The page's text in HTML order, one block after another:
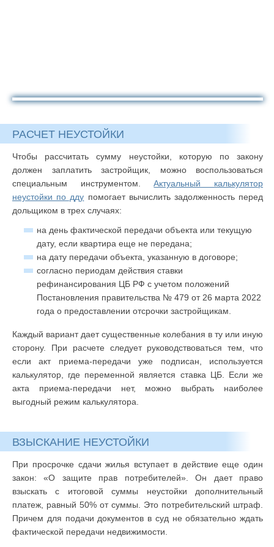
РАСЧЕТ НЕУСТОЙКИ
Чтобы рассчитать сумму неустойки, которую по закону
должен заплатить застройщик, можно воспользоваться
специальным инструментом.Актуальный калькулятор
неустойки по дду помогает вычислить задолженность перед
дольщиком в трех случаях:
на день фактической передачи объекта или текущую
дату, если квартира еще не передана;
на дату передачи объекта, указанную в договоре;
согласно периодам действия ставки
рефинансирования ЦБ РФ с учетом положений
Постановления правительства № 479 от 26 марта 2022
года о предоставлении отсрочки застройщикам.
Каждый вариант дает существенные колебания в ту или иную
сторону. При расчете следует руководствоваться тем, что
если акт приема-передачи уже подписан, используется
калькулятор, где переменной является ставка ЦБ. Если же
акта приема-передачи нет, можно выбрать наиболее
выгодный режим калькулятора.
ВЗЫСКАНИЕ НЕУСТОЙКИ
При просрочке сдачи жилья вступает в действие еще один
закон: «О защите прав потребителей». Он дает право
взыскать с итоговой суммы неустойки дополнительный
платеж, равный 50% от суммы. Это потребительский штраф.
Причем для подачи документов в суд не обязательно ждать
фактической передачи недвижимости.